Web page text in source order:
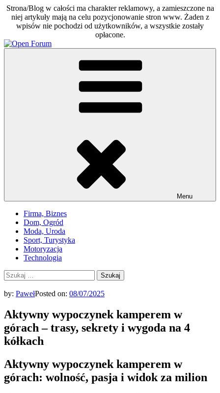
Strona/Blog w całości ma charakter reklamowy, a zamieszczone na
niej artykuły mają na celu pozycjonowanie stron www. Żaden z
wpisów nie pochodzi od użytkowników, a wszystkie zostały
opłacone.
Skip
to
Otwarte forum dla każdego
Menu
Firma, Biznes
Dom, Ogród
Moda, Uroda
Sport, Turystyka
Motoryzacja
Technologia
Szukaj:
by: PawełPosted on: 08/07/2025
Aktywny wypoczynek kamperem w
górach – trasy, sekrety i wygoda na 4
kółkach
Aktywny wypoczynek kamperem w
górach: wolność, pasja i widok za milion